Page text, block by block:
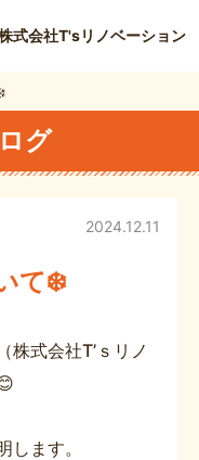
式会社T'sリノベーション
グ
て❄️
2024.12.11
株式会社T’ｓリノ
ます。